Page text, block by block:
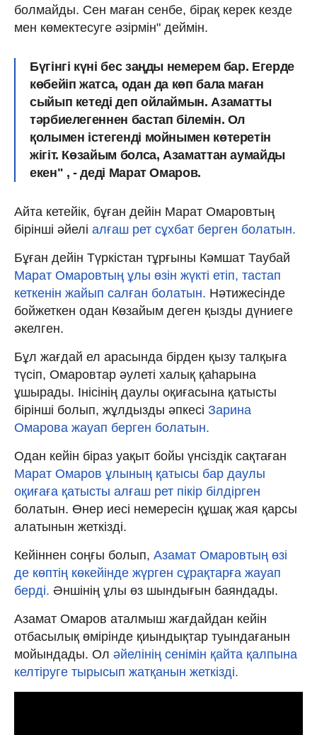
болмайды. Сен маған сенбе, бірақ керек кезде
мен көмектесуге әзірмін" деймін.
Бүгінгі күні бес заңды немерем бар. Егерде
көбейіп жатса, одан да көп бала маған
сыйып кетеді деп ойлаймын. Азаматты
тәрбиелегеннен бастап білемін. Ол
қолымен істегенді мойнымен көтеретін
жігіт. Көзайым болса, Азаматтан аумайды
екен" , - деді Марат Омаров.
Айта кетейік, бұған дейін Марат Омаровтың
бірінші әйелі алғаш рет сұхбат берген болатын.
Бұған дейін Түркістан тұрғыны Кәмшат Таубай
Марат Омаровтың ұлы өзін жүкті етіп, тастап
кеткенін жайып салған болатын. Нәтижесінде
бойжеткен одан Көзайым деген қызды дүниеге
әкелген.
Бұл жағдай ел арасында бірден қызу талқыға
түсіп, Омаровтар әулеті халық қаһарына
ұшырады. Інісінің даулы оқиғасына қатысты
бірінші болып, жұлдызды әпкесі Зарина
Омарова жауап берген болатын.
Одан кейін біраз уақыт бойы үнсіздік сақтаған
Марат Омаров ұлының қатысы бар даулы
оқиғаға қатысты алғаш рет пікір білдірген
болатын. Өнер иесі немересін құшақ жая қарсы
алатынын жеткізді.
Кейіннен соңғы болып, Азамат Омаровтың өзі
де көптің көкейінде жүрген сұрақтарға жауап
берді. Әншінің ұлы өз шындығын баяндады.
Азамат Омаров аталмыш жағдайдан кейін
отбасылық өмірінде қиындықтар туындағанын
мойындады. Ол әйелінің сенімін қайта қалпына
келтіруге тырысып жатқанын жеткізді.